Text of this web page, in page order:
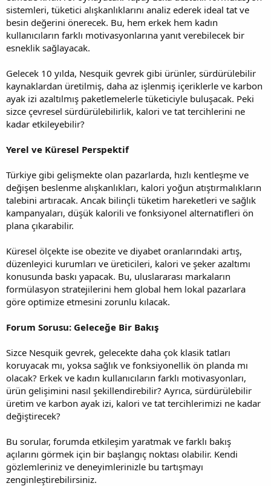
sistemleri, tüketici alışkanlıklarını analiz ederek ideal tat ve
besin değerini önerecek. Bu, hem erkek hem kadın
kullanıcıların farklı motivasyonlarına yanıt verebilecek bir
esneklik sağlayacak.
Gelecek 10 yılda, Nesquik gevrek gibi ürünler, sürdürülebilir
kaynaklardan üretilmiş, daha az işlenmiş içeriklerle ve karbon
ayak izi azaltılmış paketlemelerle tüketiciyle buluşacak. Peki
sizce çevresel sürdürülebilirlik, kalori ve tat tercihlerini ne
kadar etkileyebilir?
Yerel ve Küresel Perspektif
Türkiye gibi gelişmekte olan pazarlarda, hızlı kentleşme ve
değişen beslenme alışkanlıkları, kalori yoğun atıştırmalıkların
talebini artıracak. Ancak bilinçli tüketim hareketleri ve sağlık
kampanyaları, düşük kalorili ve fonksiyonel alternatifleri ön
plana çıkarabilir.
Küresel ölçekte ise obezite ve diyabet oranlarındaki artış,
düzenleyici kurumları ve üreticileri, kalori ve şeker azaltımı
konusunda baskı yapacak. Bu, uluslararası markaların
formülasyon stratejilerini hem global hem lokal pazarlara
göre optimize etmesini zorunlu kılacak.
Forum Sorusu: Geleceğe Bir Bakış
Sizce Nesquik gevrek, gelecekte daha çok klasik tatları
koruyacak mı, yoksa sağlık ve fonksiyonellik ön planda mı
olacak? Erkek ve kadın kullanıcıların farklı motivasyonları,
ürün gelişimini nasıl şekillendirebilir? Ayrıca, sürdürülebilir
üretim ve karbon ayak izi, kalori ve tat tercihlerimizi ne kadar
değiştirecek?
Bu sorular, forumda etkileşim yaratmak ve farklı bakış
açılarını görmek için bir başlangıç noktası olabilir. Kendi
gözlemleriniz ve deneyimlerinizle bu tartışmayı
zenginleştirebilirsiniz.